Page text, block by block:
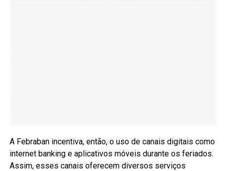
A Febraban incentiva, então, o uso de canais digitais como
internet banking e aplicativos móveis durante os feriados.
Assim, esses canais oferecem diversos serviços